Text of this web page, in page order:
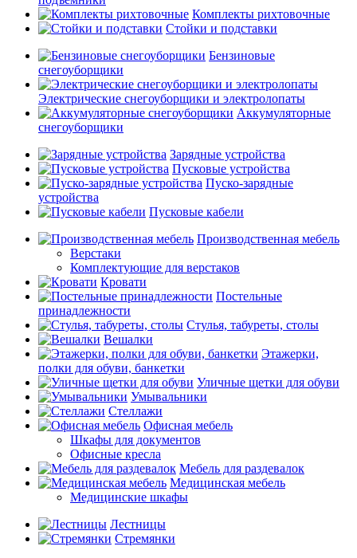
Комплекты рихтовочные
Стойки и подставки
Бензиновые
снегоуборщики
Электрические снегоуборщики и электролопаты
Аккумуляторные
снегоуборщики
Зарядные устройства
Пусковые устройства
Пуско-зарядные
устройства
Пусковые кабели
Производственная мебель
Верстаки
Комплектующие для верстаков
Кровати
Постельные
принадлежности
Стулья, табуреты, столы
Вешалки
Этажерки,
полки для обуви, банкетки
Уличные щетки для обуви
Умывальники
Стеллажи
Офисная мебель
Шкафы для документов
Офисные кресла
Мебель для раздевалок
Медицинская мебель
Медицинские шкафы
Лестницы
Стремянки